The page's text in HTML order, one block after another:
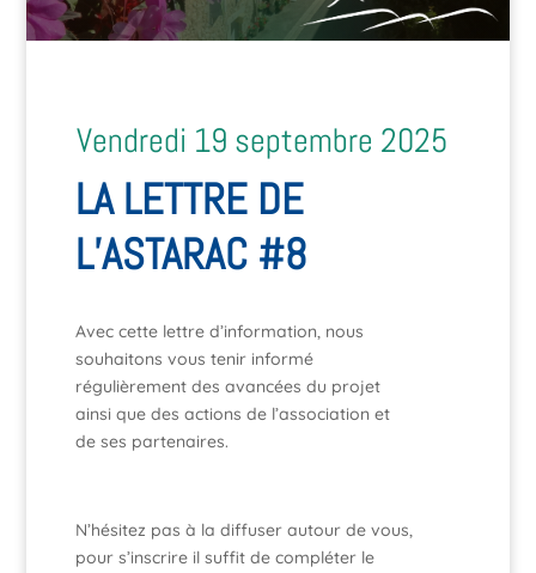
Vendredi 19 septembre 2025
LA LETTRE DE
L’ASTARAC #8
Avec cette lettre d’information, nous
souhaitons vous tenir informé
régulièrement des avancées du projet
ainsi que des actions de l’association et
de ses partenaires.
N’hésitez pas à la diffuser autour de vous,
pour s’inscrire il suffit de compléter le